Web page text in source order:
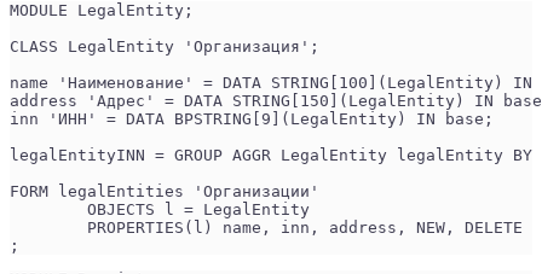
MODULE LegalEntity;
CLASS LegalEntity 'Организация';
name 'Наименование' = DATA STRING[100](LegalEntity) IN
address 'Адрес' = DATA STRING[150](LegalEntity) IN
inn 'ИНН' = DATA BPSTRING[9](LegalEntity) IN base;
legalEntityINN = GROUP AGGR LegalEntity legalEntity
FORM legalEntities 'Организации'
	OBJECTS l = LegalEntity
	PROPERTIES(l) name, inn, address, NEW, DELETE
;